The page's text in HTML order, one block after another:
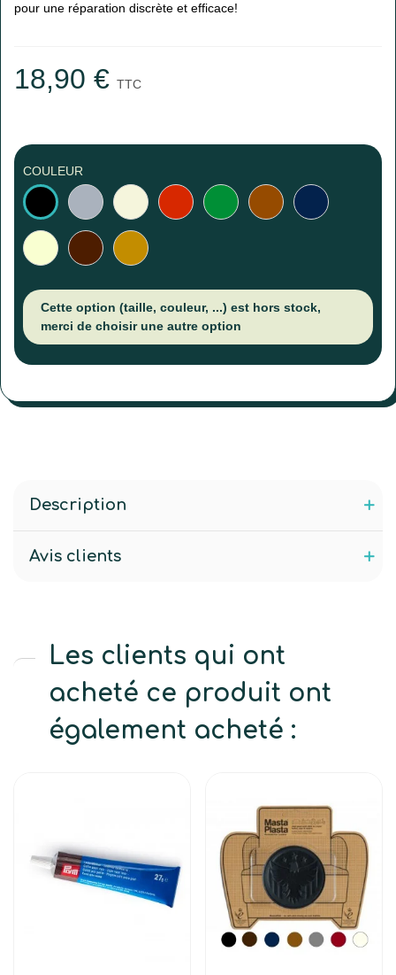
pour une réparation discrète et efficace!
18,90 € TTC
COULEUR
Noir
Gris Beige Rouge Vert Brun
Bleu
marine
Ivoire
Brun
foncé
Brun
clair
Cette option (taille, couleur, ...) est hors stock,
merci de choisir une autre option
Description
Avis clients
Les clients qui ont
acheté ce produit ont
également acheté :